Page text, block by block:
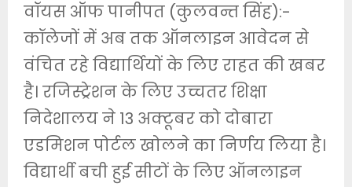
वॉयस ऑफ पानीपत (कुलवन्त सिंह):-
कॉलेजों में अब तक ऑनलाइन आवेदन से
वंचित रहे विद्यार्थियों के लिए राहत की खबर
है। रजिस्ट्रेशन के लिए उच्चतर शिक्षा
निदेशालय ने 13 अक्टूबर को दोबारा
एडमिशन पोर्टल खोलने का निर्णय लिया है।
विद्यार्थी बची हुई सीटों के लिए ऑनलाइन